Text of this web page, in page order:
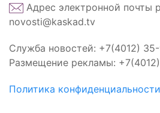
Адрес электронной почты
novosti@kaskad.tv
Служба новостей: +7(4012)
Размещение рекламы:
Политика конфиденциальности